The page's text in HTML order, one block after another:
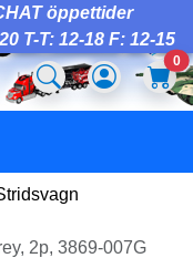
öppettider
T-T: 12-18 F: 12-15
0
2p, 3869-007G